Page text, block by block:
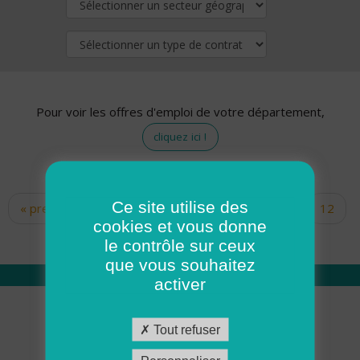
Pour voir les offres d'emploi de votre département,
cliquez ici !
Pages
« premier ‹ précédent … 10
12
14 15 16 17
Qui sommes nous
Académie ADMR
Ce site utilise des
cookies et vous donne
le contrôle sur ceux
que vous souhaitez
activer
Tout refuser